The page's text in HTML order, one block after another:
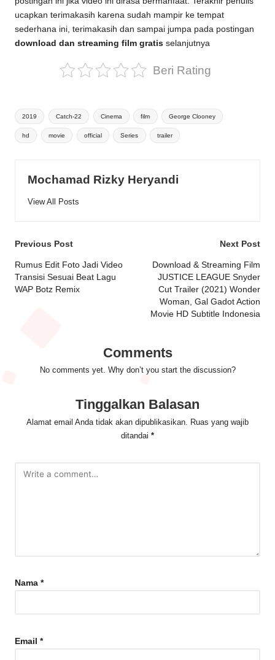
ucapkan terimakasih karena sudah mampir ke tempat
sederhana ini, terimakasih dan sampai jumpa pada postingan
download dan streaming film gratis selanjutnya
Beri Rating
Tags:
2019 Catch-22 Cinema film George Clooney
hd movie official Series trailer
Mochamad Rizky Heryandi
View All Posts
Post
navigation
Previous Post
Rumus Edit Foto Jadi Video
Transisi Sesuai Beat Lagu
WAP Botz Remix
Next Post
Download & Streaming Film
JUSTICE LEAGUE Snyder
Cut Trailer (2021) Wonder
Woman, Gal Gadot Action
Movie HD Subtitle Indonesia
Comments
No comments yet. Why don’t you start the discussion?
Tinggalkan Balasan
Alamat email Anda tidak akan dipublikasikan. Ruas yang wajib
ditandai *
Nama *
Email *